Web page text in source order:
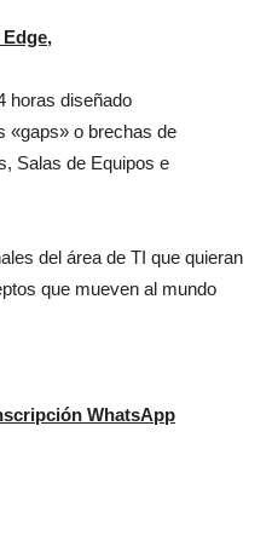
horas diseñado
«gaps» o brechas de
Salas de Equipos e
del área de TI que quieran
que mueven al mundo
WhatsApp